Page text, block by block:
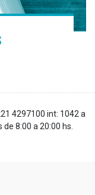
4297100 int: 1042 a
8:00 a 20:00 hs.